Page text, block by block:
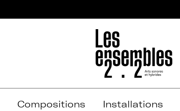
Compositions Installations